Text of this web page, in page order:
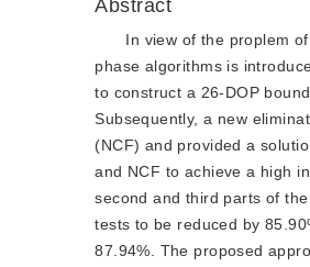
Abstract
In view of the proplem
phase algorithms is
to construct a 26-DOP
Subsequently, a new
(NCF) and provided a
and NCF to achieve a high
second and third parts of
tests to be reduced by
87.94%. The proposed